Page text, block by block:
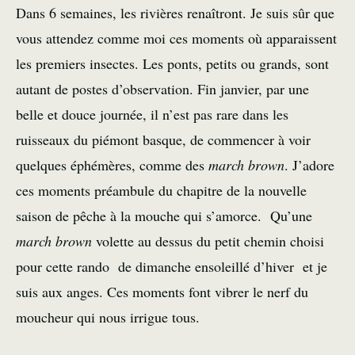
Dans 6 semaines, les rivières renaîtront. Je suis sûr que
vous attendez comme moi ces moments où apparaissent
les premiers insectes. Les ponts, petits ou grands, sont
autant de postes d’observation. Fin janvier, par une
belle et douce journée, il n’est pas rare dans les
ruisseaux du piémont basque, de commencer à voir
quelques éphémères, comme des march brown. J’adore
ces moments préambule du chapitre de la nouvelle
saison de pêche à la mouche qui s’amorce. Qu’une
march brown volette au dessus du petit chemin choisi
pour cette rando de dimanche ensoleillé d’hiver et je
suis aux anges. Ces moments font vibrer le nerf du
moucheur qui nous irrigue tous.